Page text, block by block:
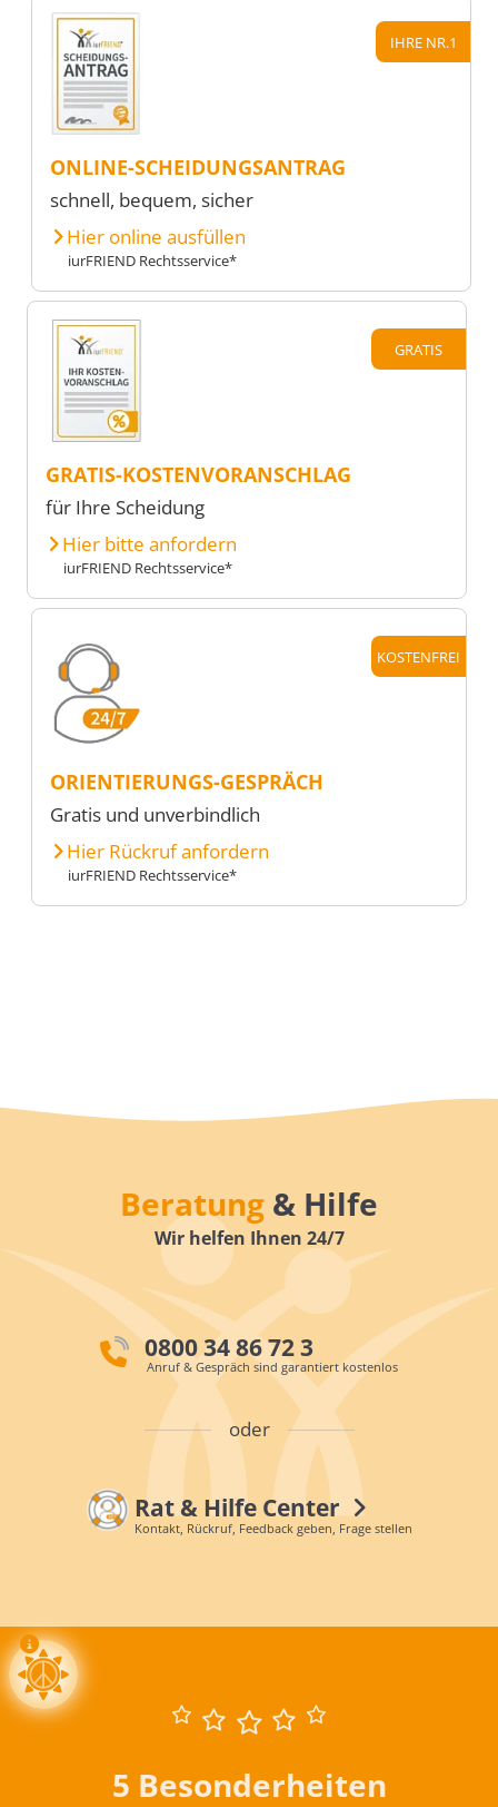
IHRE NR.1
ONLINE-SCHEIDUNGSANTRAG
schnell, bequem, sicher
Hier online ausfüllen
iurFRIEND Rechtsservice*
GRATIS
GRATIS-KOSTENVORANSCHLAG
für Ihre Scheidung
Hier bitte anfordern
iurFRIEND Rechtsservice*
KOSTENFREI
ORIENTIERUNGS-GESPRÄCH
Gratis und unverbindlich
Hier Rückruf anfordern
iurFRIEND Rechtsservice*
Beratung & Hilfe
Wir helfen Ihnen 24/7
0800 34 86 72 3
Anruf & Gespräch sind garantiert kostenlos
oder
Rat & Hilfe Center
Kontakt, Rückruf, Feedback geben, Frage stellen
5 Besonderheiten